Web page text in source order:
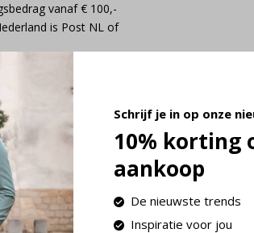
vanaf € 100,-
is Post NL of
Schrijf je in op onze
10% korting
aankoop
De nieuwste trends
Inspiratie voor jou